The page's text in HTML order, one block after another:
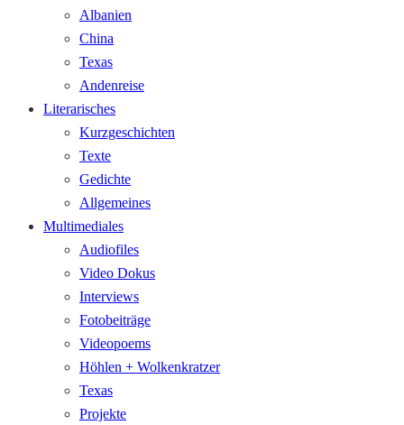
Albanien
China
Texas
Andenreise
Literarisches
Kurzgeschichten
Texte
Gedichte
Allgemeines
Multimediales
Audiofiles
Video Dokus
Interviews
Fotobeiträge
Videopoems
Höhlen + Wolkenkratzer
Texas
Projekte